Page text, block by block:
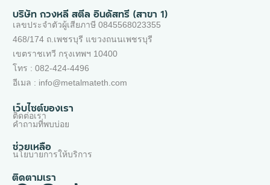
บริษัท กวงหลี สตีล อินดัสทรี (สาขา 1)
เลขประจำตัวผู้เสียภาษี 0845568023355
468/174 ถ.เพชรบุรี แขวงถนนเพชรบุรี
เขตราชเทวี กรุงเทพฯ 10400
โทร : 082-424-4496
อีเมล : info@metalmateth.com
เว็บไซต์ของเรา
ติดต่อเรา
คำถามที่พบบ่อย
ช่วยเหลือ
นโยบายการให้บริการ
ติดตามเรา